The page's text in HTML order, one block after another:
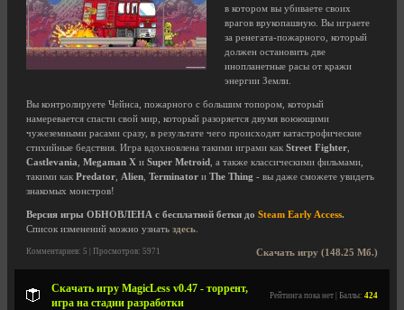
в котором вы убиваете своих
врагов врукопашную. Вы играете
за ренегата-пожарного, который
должен остановить две
инопланетные расы от кражи
энергии Земли.
Вы контролируете Чейнса, пожарного с большим топором, который
намеревается спасти свой мир, который разоряется двумя воюющими
чужеземными расами сразу, в результате чего происходят катастрофические
стихийные бедствия. Игра вдохновлена такими играми как Street Fighter
Castlevania
Megaman X и Super Metroid
, а также классическими фильмами,
такими как Predator Alien Terminator и The Thing - вы даже сможете увидеть
знакомых монстров!
Версия игры ОБНОВЛЕНА с бесплатной бетки до Steam Early Access.
Список изменений можно узнать здесь
Скачать игру (148.25 Мб.)
Комментариев: 5 | Просмотров: 5971
Скачать игру MagicLess v0.47 - торрент,
игра на стадии разработки
Рейтинга пока нет | Баллы: 424